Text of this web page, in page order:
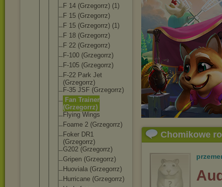
F 14 (Grzegorrz) (1)
F 15 (Grzegorrz)
F 15 (Grzegorrz) (1)
F 18 (Grzegorrz)
F 22 (Grzegorrz)
F-100 (Grzegorrz)
F-105 (Grzegorrz)
F-22 Park Jet
(Grzegorrz)
F-35 JSF (Grzegorrz)
Fan Trainer
(Grzegorrz)
Flying Wings
Foame 2 (Grzegorrz)
Foker DR1
(Grzegorrz)
G202 (Grzegorrz)
Gripen (Grzegorrz)
Huoviala (Grzegorrz)
Hurricane (Grzegorrz)
Chomikowe